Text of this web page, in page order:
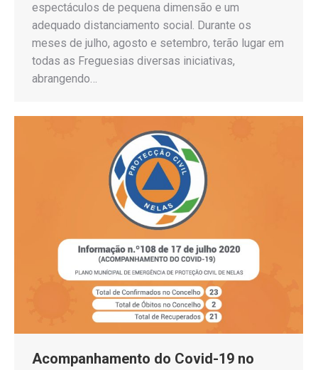
espectáculos de pequena dimensão e um
adequado distanciamento social. Durante os
meses de julho, agosto e setembro, terão lugar em
todas as Freguesias diversas iniciativas,
abrangendo…
Acompanhamento do Covid-19 no